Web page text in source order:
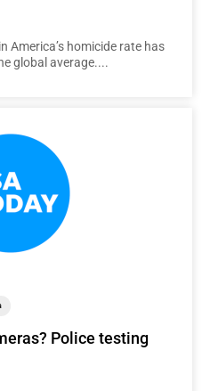
America’s homicide rate has
global average....
Police testing